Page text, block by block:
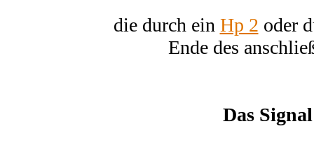
die durch ein Hp 2 oder
Ende des
Das